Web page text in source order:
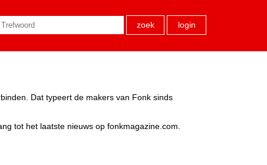
zoek login
Dat typeert de makers van Fonk sinds
tot het laatste nieuws op fonkmagazine.com.